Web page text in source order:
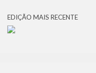
EDIÇÃO MAIS RECENTE